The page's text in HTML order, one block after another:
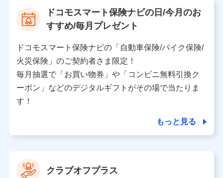
当社又は株式会社NTTドコモが提供する保険関連サービ
スにおけるユーザ登録受付および管理のため
を受けている保険会社・提携会社の保険その他に関する
情報を提供するため、また維持管理等の委託業務遂行の
ため、またそれらに付帯、関連する当社、株式会社NTT
ドコモおよび提携会社のサービスを案内、提供するため
（各サービスで取得したサービス利用履歴、ウェブサイ
トの閲覧履歴、購買履歴、ご契約内容等のパーソナルデ
ータを分析して、お客さまの趣味・嗜好・傾向に応じた
上記に係る案内・手続き・管理等付帯業務を行うため
【当該個人データの管理について責任を有する者の名称・住
ドコモスマート保険ナビの日/今月のお
すすめ/毎月プレゼント
ドコモスマート保険ナビの「自動車保険/バイク保険/
火災保険」のご契約者さま限定！
毎月抽選で「お買い物券」や「コンビニ無料引換ク
ーポン」などのデジタルギフトがその場で当たりま
す！
もっと見る
クラブオフプラス